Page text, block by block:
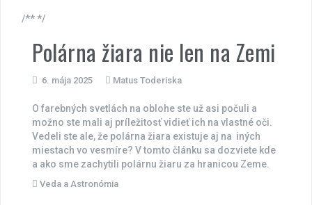
/** */
Polárna žiara nie len na Zemi
6. mája 2025 Matus Toderiska
O farebných svetlách na oblohe ste už asi počuli a
možno ste mali aj príležitosť vidieť ich na vlastné oči.
Vedeli ste ale, že polárna žiara existuje aj na iných
miestach vo vesmíre? V tomto článku sa dozviete kde
a ako sme zachytili polárnu žiaru za hranicou Zeme.
Veda a Astronómia